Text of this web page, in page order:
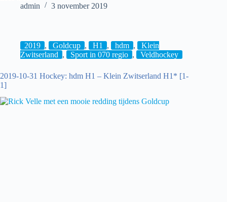
Klein
Zwitserland
H1
admin 3 november 2019
2019 , Goldcup , H1 , hdm ,
Klein
Zwitserland , Sport in 070 regio , Veldhockey
2019-10-31 Hockey: hdm H1 – Klein Zwitserland H1* [1-
1]